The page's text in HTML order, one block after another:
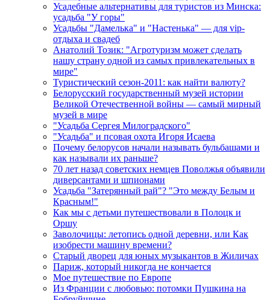
Усадебные альтернативы для туристов из Минска:
усадьба "У горы"
Усадьбы "Дамелька" и "Настенька" — для vip-
отдыха и свадеб
Анатолий Тозик: "Агротуризм может сделать
нашу страну одной из самых привлекательных в
мире"
Туристический сезон-2011: как найти валюту?
Белорусский государственный музей истории
Великой Отечественной войны — самый мирный
музей в мире
"Усадьба Сергея Милоградского"
"Усадьба" и псовая охота Игоря Исаева
Почему белорусов начали называть бульбашами и
как называли их раньше?
70 лет назад советских немцев Поволжья объявили
диверсантами и шпионами
Усадьба "Затерянный рай"? "Это между Белым и
Красным!"
Как мы с детьми путешествовали в Полоцк и
Оршу
Заволочицы: летопись одной деревни, или Как
изобрести машину времени?
Старый дворец для юных музыкантов в Жиличах
Париж, который никогда не кончается
Мое путешествие по Европе
Из Франции с любовью: потомки Пушкина на